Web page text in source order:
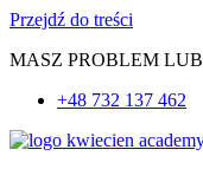
Przejdź do treści
MASZ PROBLEM
+48 732 137 462